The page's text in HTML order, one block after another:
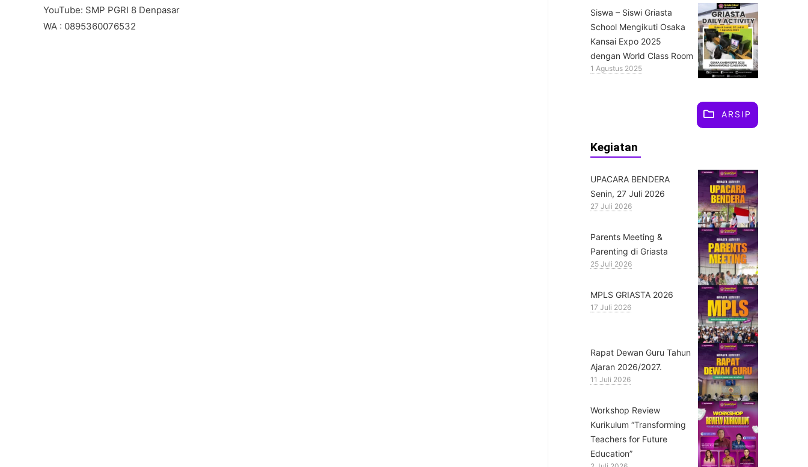
YouTube: SMP PGRI 8 Denpasar
WA : 0895360076532
Siswa – Siswi Griasta
School Mengikuti Osaka
Kansai Expo 2025
dengan World Class Room
1 Agustus 2025
ARSIP
Kegiatan
UPACARA BENDERA
Senin, 27 Juli 2026
27 Juli 2026
Parents Meeting &
Parenting di Griasta
25 Juli 2026
MPLS GRIASTA 2026
17 Juli 2026
Rapat Dewan Guru Tahun
Ajaran 2026/2027.
11 Juli 2026
Workshop Review
Kurikulum “Transforming
Teachers for Future
Education”